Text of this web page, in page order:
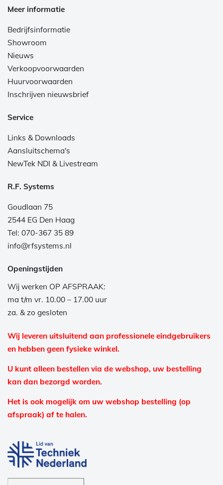
Meer informatie
Bedrijfsinformatie
Showroom
Nieuws
Verkoopvoorwaarden
Huurvoorwaarden
Inschrijven nieuwsbrief
Service
Links & Downloads
Aansluitschema's
NewTek NDI & Livestream
R.F. Systems
Goudlaan 75
2544 EG Den Haag
Tel: 070-367 35 89
info@rfsystems.nl
Openingstijden
Wij werken OP AFSPRAAK:
ma t/m vr. 10.00 – 17.00 uur
za. & zo gesloten
Wij leveren uitsluitend aan professionele eindgebruikers
en hebben geen fysieke winkel.
U kunt alleen bestellen via de webshop, uw bestelling
kan dan bezorgd worden.
Het is ook mogelijk om uw webshop bestelling (op
afspraak) af te halen.